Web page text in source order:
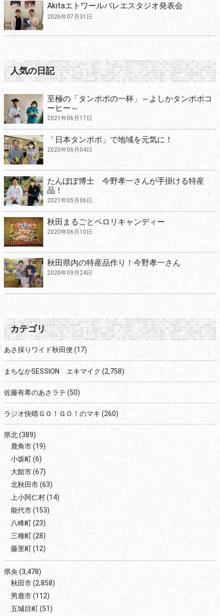
Akitaエトワールバレエスタジオ発表会
2026年07月31日
人気の日記
至極の「タンポポの一杯」～よしかタンポポコ
ーヒー～
2021年06月17日
「日本タンポポ」で地域を元気に！
2020年06月04日
たんぽぽ博士 今野孝一さんが手掛ける特産
品！
2021年05月06日
秋田まるごとペロリキャンディー
2020年06月10日
秋田県内の特産品作り！今野孝一さん
2020年09月24日
カテゴリ
あさ採りワイド秋田便 (17)
まちなかSESSION エキマイク (2,758)
佐藤有希のあさラテ (50)
ラジオ快晴ＧＯ！ＧＯ！のマキ (260)
県北(389)
鹿角市(19)
小坂町(6)
大館市(67)
北秋田市(63)
上小阿仁村(14)
能代市(153)
八峰町(23)
三種町(28)
藤里町(12)
県央 (3,478)
秋田市(2,858)
男鹿市(112)
五城目町(51)